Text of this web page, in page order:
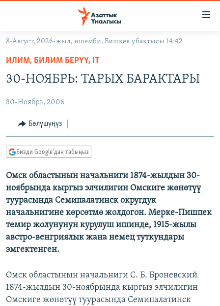
Навигацияга
өтүңүз
Издөөгө
салыңыз
САЯСАТ
ЭКОНОМИКА
ДҮЙНӨ
БОРБОР АЗИЯ
УКРАИНА
АТАЙЫН ИЛИКТӨӨ
БҮГҮН АЗАТТЫКТА
ЭКСПЕРТТЕР ТАЛДАЙТ
БИЗ ЖАНА ДҮЙНӨ
ДАНИСТЕ
ЭЖЕ-СИҢДИЛЕР
АЗАТТЫК+
ПОДКАСТ
ӨЗГӨЧӨ ПИКИР
Русский
ОНЛАЙН ШЕРИНЕ
ЭЕ/АРнун бардык сайттары
8-Август, 2026-жыл, ишемби, Бишкек убактысы 14:42
ИЛИМ, БИЛИМ БЕРҮҮ, IT
30-НОЯБРЬ: ТАРЫХ БАРАКТАРЫ
30-Ноябрь, 2006
Бөлүшүңүз
Бизди Google'дан табыңыз
Омск областынын начальниги 1874-жылдын 30-
ноябрында кыргыз элчилигин Омскиге жөнөтүү
туурасында Семипалатинск округдук
начальнигине көрсөтмө жолдогон. Мерке-Пишпек
темир жолунунун курулуш ишинде, 1915-жылы
австро-венгриялык жана немец туткундары
эмгектенген.
Омск областынын начальниги С. Б. Броневский
1874-жылдын 30-ноябрында кыргыз элчилигин
Омскиге жөнөтүү туурасында Семипалатинск